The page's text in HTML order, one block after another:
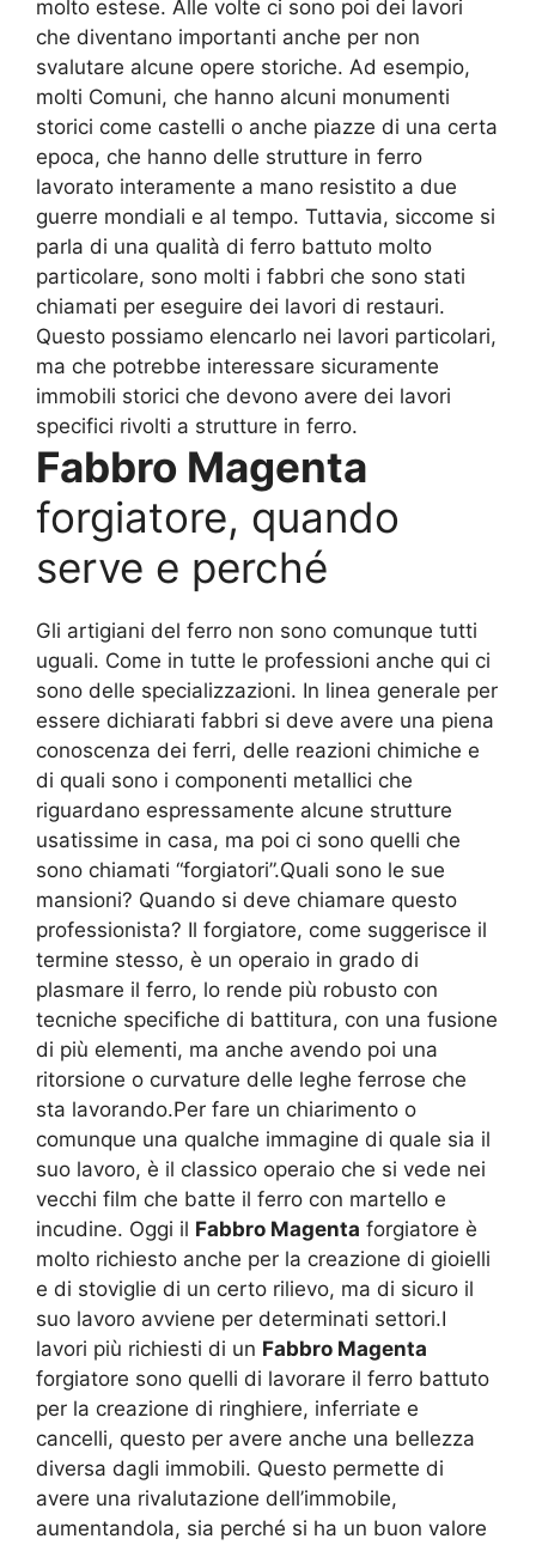
molto estese. Alle volte ci sono poi dei lavori
che diventano importanti anche per non
svalutare alcune opere storiche. Ad esempio,
molti Comuni, che hanno alcuni monumenti
storici come castelli o anche piazze di una certa
epoca, che hanno delle strutture in ferro
lavorato interamente a mano resistito a due
guerre mondiali e al tempo. Tuttavia, siccome si
parla di una qualità di ferro battuto molto
particolare, sono molti i fabbri che sono stati
chiamati per eseguire dei lavori di restauri.
Questo possiamo elencarlo nei lavori particolari,
ma che potrebbe interessare sicuramente
immobili storici che devono avere dei lavori
specifici rivolti a strutture in ferro.
Fabbro Magenta
forgiatore, quando
serve e perché
Gli artigiani del ferro non sono comunque tutti
uguali. Come in tutte le professioni anche qui ci
sono delle specializzazioni. In linea generale per
essere dichiarati fabbri si deve avere una piena
conoscenza dei ferri, delle reazioni chimiche e
di quali sono i componenti metallici che
riguardano espressamente alcune strutture
usatissime in casa, ma poi ci sono quelli che
sono chiamati “forgiatori”.Quali sono le sue
mansioni? Quando si deve chiamare questo
professionista? Il forgiatore, come suggerisce il
termine stesso, è un operaio in grado di
plasmare il ferro, lo rende più robusto con
tecniche specifiche di battitura, con una fusione
di più elementi, ma anche avendo poi una
ritorsione o curvature delle leghe ferrose che
sta lavorando.Per fare un chiarimento o
comunque una qualche immagine di quale sia il
suo lavoro, è il classico operaio che si vede nei
vecchi film che batte il ferro con martello e
incudine. Oggi il Fabbro Magenta forgiatore è
molto richiesto anche per la creazione di gioielli
e di stoviglie di un certo rilievo, ma di sicuro il
suo lavoro avviene per determinati settori.I
lavori più richiesti di un Fabbro Magenta
forgiatore sono quelli di lavorare il ferro battuto
per la creazione di ringhiere, inferriate e
cancelli, questo per avere anche una bellezza
diversa dagli immobili. Questo permette di
avere una rivalutazione dell’immobile,
aumentandola, sia perché si ha un buon valore